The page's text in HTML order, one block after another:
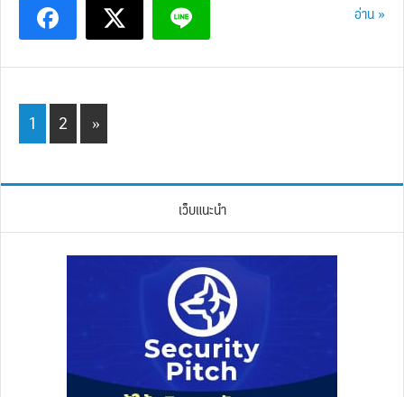
อ่าน »
Page
1 Page
2 »
เว็บแนะนำ